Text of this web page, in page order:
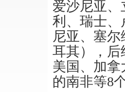
爱沙尼亚
利、瑞士、
尼亚、塞
耳其），后
美国、加
的南非等8